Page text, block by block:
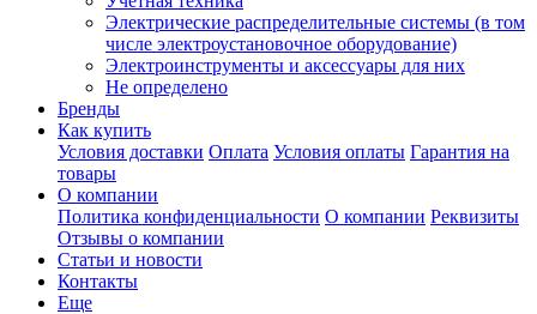
Электрические распределительные системы (в том
числе электроустановочное оборудование)
Электроинструменты и аксессуары для них
Не определено
Бренды
Как купить
Условия доставки Оплата Условия оплаты Гарантия на
товары
О компании
Политика конфиденциальности О компании Реквизиты
Отзывы о компании
Статьи и новости
Контакты
Еще